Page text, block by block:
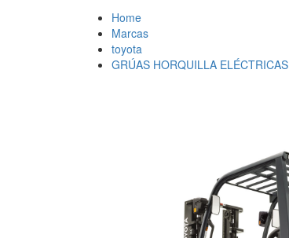
Home
Marcas
toyota
GRÚAS HORQUILLA ELÉCTRICAS